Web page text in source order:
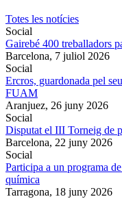
Totes les notícies
Social
Gairebé 400 treballadors
Barcelona, 7 juliol 2026
Social
Ercros, guardonada pel
FUAM
Aranjuez, 26 juny 2026
Social
Disputat el III Torneig de
Barcelona, 22 juny 2026
Social
Participa a un programa
química
Tarragona, 18 juny 2026